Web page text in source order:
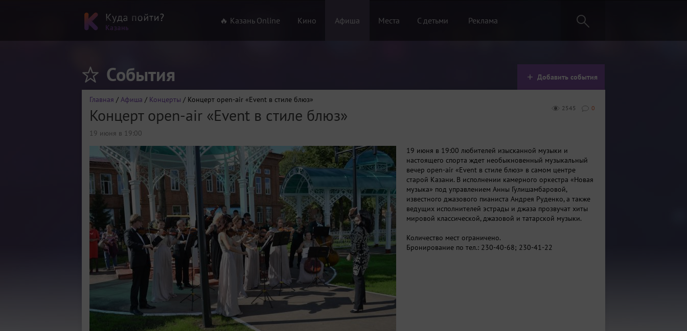
🔥 Казань Online Кино Афиша Места С детьми Реклама
События Добавить события
Главная / Афиша / Концерты / Концерт open-air «Event в стиле блюз»
0
2545
Концерт open-air «Event в стиле блюз»
19 июня в 19:00
19 июня в 19:00 любителей изысканной музыки и
настоящего спорта ждет необыкновенный музыкальный
вечер open-air «Event в стиле блюз» в самом центре
старой Казани. В исполнении камерного оркестра «Новая
музыка» под управлением Анны Гулишамбаровой,
известного джазового пианиста Андрея Руденко, а также
ведущих исполнителей эстрады и джаза прозвучат хиты
мировой классической, джазовой и татарской музыки.
Количество мест ограничено.
Бронирование по тел.: 230-40-68; 230-41-22